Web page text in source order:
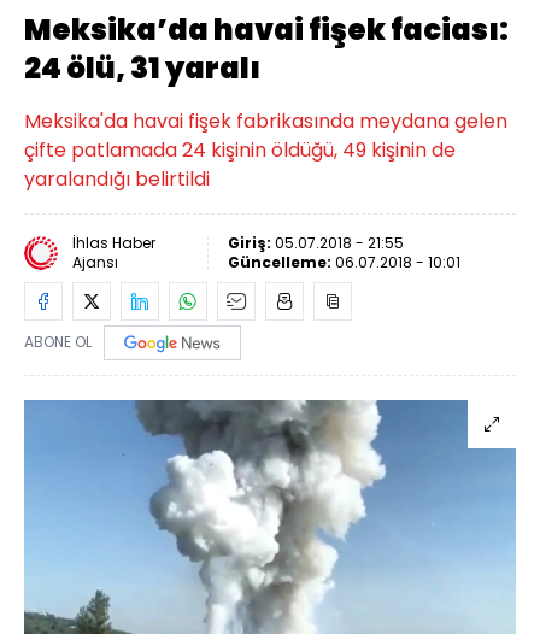
Meksika’da havai fişek faciası:
24 ölü, 31 yaralı
Meksika'da havai fişek fabrikasında meydana gelen
çifte patlamada 24 kişinin öldüğü, 49 kişinin de
yaralandığı belirtildi
İhlas Haber
Ajansı
Giriş: 05.07.2018 - 21:55
Güncelleme: 06.07.2018 - 10:01
ABONE OL